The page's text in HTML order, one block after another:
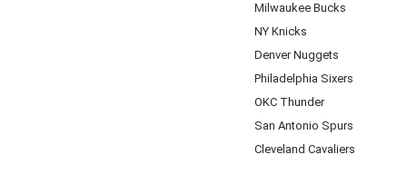
Milwaukee Bucks
NY Knicks
Denver Nuggets
Philadelphia Sixers
OKC Thunder
San Antonio Spurs
Cleveland Cavaliers